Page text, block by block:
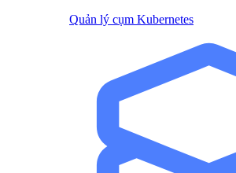
Quản lý cụm Kubernetes